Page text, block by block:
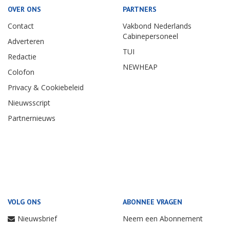
OVER ONS
Contact
Adverteren
Redactie
Colofon
Privacy & Cookiebeleid
Nieuwsscript
Partnernieuws
PARTNERS
Vakbond Nederlands
Cabinepersoneel
TUI
NEWHEAP
VOLG ONS
Nieuwsbrief
ABONNEE VRAGEN
Neem een Abonnement